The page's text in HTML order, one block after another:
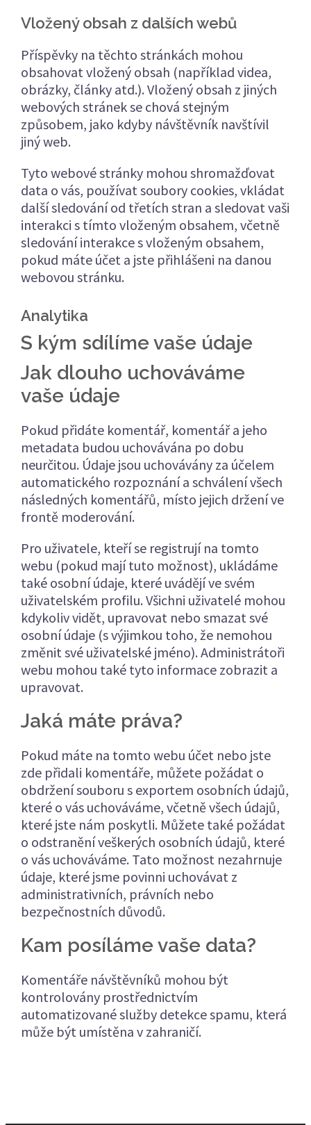
Vložený obsah z dalších webů
Příspěvky na těchto stránkách mohou
obsahovat vložený obsah (například videa,
obrázky, články atd.). Vložený obsah z jiných
webových stránek se chová stejným
způsobem, jako kdyby návštěvník navštívil
jiný web.
Tyto webové stránky mohou shromažďovat
data o vás, používat soubory cookies, vkládat
další sledování od třetích stran a sledovat vaši
interakci s tímto vloženým obsahem, včetně
sledování interakce s vloženým obsahem,
pokud máte účet a jste přihlášeni na danou
webovou stránku.
Analytika
S kým sdílíme vaše údaje
Jak dlouho uchováváme
vaše údaje
Pokud přidáte komentář, komentář a jeho
metadata budou uchovávána po dobu
neurčitou. Údaje jsou uchovávány za účelem
automatického rozpoznání a schválení všech
následných komentářů, místo jejich držení ve
frontě moderování.
Pro uživatele, kteří se registrují na tomto
webu (pokud mají tuto možnost), ukládáme
také osobní údaje, které uvádějí ve svém
uživatelském profilu. Všichni uživatelé mohou
kdykoliv vidět, upravovat nebo smazat své
osobní údaje (s výjimkou toho, že nemohou
změnit své uživatelské jméno). Administrátoři
webu mohou také tyto informace zobrazit a
upravovat.
Jaká máte práva?
Pokud máte na tomto webu účet nebo jste
zde přidali komentáře, můžete požádat o
obdržení souboru s exportem osobních údajů,
které o vás uchováváme, včetně všech údajů,
které jste nám poskytli. Můžete také požádat
o odstranění veškerých osobních údajů, které
o vás uchováváme. Tato možnost nezahrnuje
údaje, které jsme povinni uchovávat z
administrativních, právních nebo
bezpečnostních důvodů.
Kam posíláme vaše data?
Komentáře návštěvníků mohou být
kontrolovány prostřednictvím
automatizované služby detekce spamu, která
může být umístěna v zahraničí.